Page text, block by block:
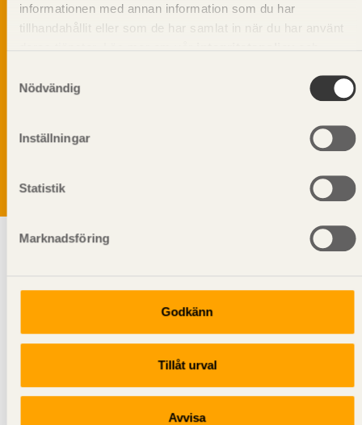
informationen med annan information som du har
tillhandahållit eller som de har samlat in när du har använt
Nödvändig
Inställningar
Statistik
Marknadsföring
Godkänn
Tillåt urval
Avvisa
Genom att klicka på skicka lämnar du ditt samtycke.
Svenskt Trä sprider kunskap om trä, träprodukter och
träbyggande för att främja ett hållbart samhälle och
en livskraftig sågverksnäring. Det gör vi genom att